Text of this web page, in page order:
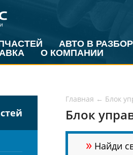
АВТО В РАЗБОР
О КОМПАНИИ
Главная ← Блок
Блок
» Найди